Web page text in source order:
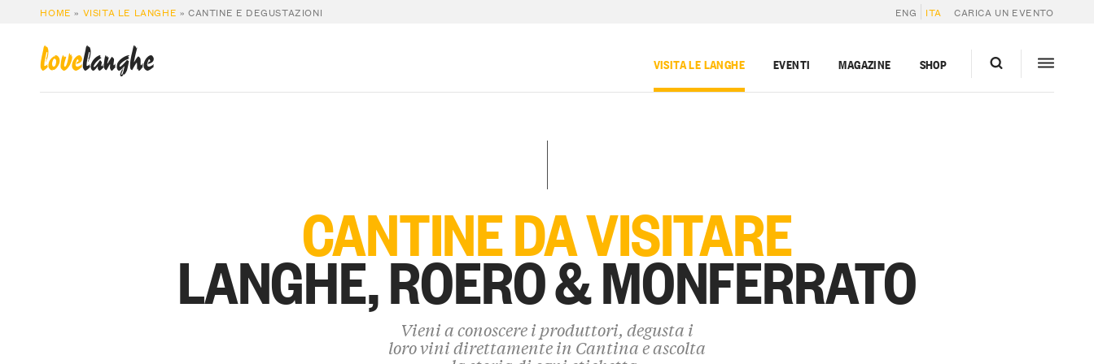
HOME » VISITA LE LANGHE » CANTINE E DEGUSTAZIONI ENG ITA CARICA UN EVENTO
lovelanghe VISITA LE LANGHE EVENTI MAGAZINE SHOP
CANTINE DA VISITARE
LANGHE, ROERO & MONFERRATO
Vieni a conoscere i produttori, degusta i
loro vini direttamente in Cantina e ascolta